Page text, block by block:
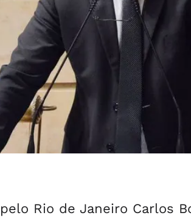
Rio de Janeiro Carlos